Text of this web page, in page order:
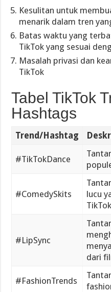
Kesulitan untuk
menarik dalam tren
Batas waktu yang
TikTok yang sesuai
Masalah privasi dan
TikTok
Tabel TikTok
Hashtags
Trend/Hashtag
#TikTokDance
#ComedySkits
lucu
TikTok
#LipSync
dari
#FashionTrends